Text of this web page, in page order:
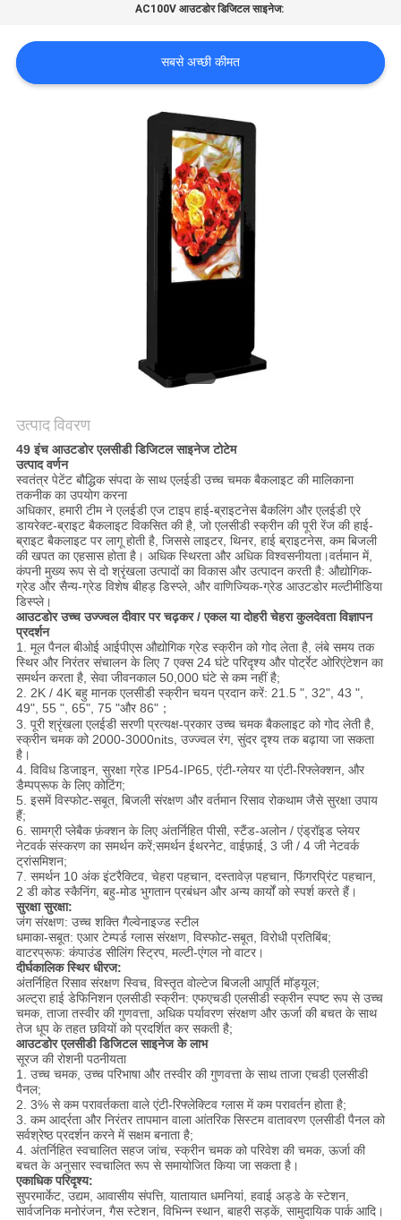
एक
AC100V आउटडोर डिजिटल साइनेज:
सबसे अच्छी कीमत
उत्पाद विवरण
49 इंच आउटडोर एलसीडी डिजिटल साइनेज टोटेम
उत्पाद वर्णन
स्वतंत्र पेटेंट बौद्धिक संपदा के साथ एलईडी उच्च चमक बैकलाइट की मालिकाना
तकनीक का उपयोग करना
अधिकार, हमारी टीम ने एलईडी एज टाइप हाई-ब्राइटनेस बैकलिंग और एलईडी एरे
डायरेक्ट-ब्राइट बैकलाइट विकसित की है, जो एलसीडी स्क्रीन की पूरी रेंज की हाई-
ब्राइट बैकलाइट पर लागू होती है, जिससे लाइटर, थिनर, हाई ब्राइटनेस, कम बिजली
की खपत का एहसास होता है। अधिक स्थिरता और अधिक विश्वसनीयता।वर्तमान में,
कंपनी मुख्य रूप से दो श्रृंखला उत्पादों का विकास और उत्पादन करती है: औद्योगिक-
ग्रेड और सैन्य-ग्रेड विशेष बीहड़ डिस्प्ले, और वाणिज्यिक-ग्रेड आउटडोर मल्टीमीडिया
डिस्प्ले।
आउटडोर उच्च उज्ज्वल दीवार पर चढ़कर / एकल या दोहरी चेहरा कुलदेवता विज्ञापन
प्रदर्शन
1. मूल पैनल बीओई आईपीएस औद्योगिक ग्रेड स्क्रीन को गोद लेता है, लंबे समय तक
स्थिर और निरंतर संचालन के लिए 7 एक्स 24 घंटे परिदृश्य और पोर्ट्रेट ओरिएंटेशन का
समर्थन करता है, सेवा जीवनकाल 50,000 घंटे से कम नहीं है;
2. 2K / 4K बहु मानक एलसीडी स्क्रीन चयन प्रदान करें: 21.5 ", 32", 43 ",
49", 55 ", 65", 75 "और 86"；
3. पूरी श्रृंखला एलईडी सरणी प्रत्यक्ष-प्रकार उच्च चमक बैकलाइट को गोद लेती है,
स्क्रीन चमक को 2000-3000nits, उज्ज्वल रंग, सुंदर दृश्य तक बढ़ाया जा सकता
है।
4. विविध डिजाइन, सुरक्षा ग्रेड IP54-IP65, एंटी-ग्लेयर या एंटी-रिफ्लेक्शन, और
डैम्पप्रूफ के लिए कोटिंग;
5. इसमें विस्फोट-सबूत, बिजली संरक्षण और वर्तमान रिसाव रोकथाम जैसे सुरक्षा उपाय
हैं;
6. सामग्री प्लेबैक फ़ंक्शन के लिए अंतर्निहित पीसी, स्टैंड-अलोन / एंड्रॉइड प्लेयर
नेटवर्क संस्करण का समर्थन करें;समर्थन ईथरनेट, वाईफ़ाई, 3 जी / 4 जी नेटवर्क
ट्रांसमिशन;
7. समर्थन 10 अंक इंटरैक्टिव, चेहरा पहचान, दस्तावेज़ पहचान, फिंगरप्रिंट पहचान,
2 डी कोड स्कैनिंग, बहु-मोड भुगतान प्रबंधन और अन्य कार्यों को स्पर्श करते हैं।
सुरक्षा सुरक्षा:
जंग संरक्षण: उच्च शक्ति गैल्वेनाइज्ड स्टील
धमाका-सबूत: एआर टेम्पर्ड ग्लास संरक्षण, विस्फोट-सबूत, विरोधी प्रतिबिंब;
वाटरप्रूफ: कंपाउंड सीलिंग स्ट्रिप, मल्टी-एंगल नो वाटर।
दीर्घकालिक स्थिर धीरज:
अंतर्निहित रिसाव संरक्षण स्विच, विस्तृत वोल्टेज बिजली आपूर्ति मॉड्यूल;
अल्ट्रा हाई डेफिनिशन एलसीडी स्क्रीन: एफएचडी एलसीडी स्क्रीन स्पष्ट रूप से उच्च
चमक, ताजा तस्वीर की गुणवत्ता, अधिक पर्यावरण संरक्षण और ऊर्जा की बचत के साथ
तेज धूप के तहत छवियों को प्रदर्शित कर सकती है;
आउटडोर एलसीडी डिजिटल साइनेज के लाभ
सूरज की रोशनी पठनीयता
1. उच्च चमक, उच्च परिभाषा और तस्वीर की गुणवत्ता के साथ ताजा एचडी एलसीडी
पैनल;
2. 3% से कम परावर्तकता वाले एंटी-रिफ्लेक्टिव ग्लास में कम परावर्तन होता है;
3. कम आर्द्रता और निरंतर तापमान वाला आंतरिक सिस्टम वातावरण एलसीडी पैनल को
सर्वश्रेष्ठ प्रदर्शन करने में सक्षम बनाता है;
4. अंतर्निहित स्वचालित सहज जांच, स्क्रीन चमक को परिवेश की चमक, ऊर्जा की
बचत के अनुसार स्वचालित रूप से समायोजित किया जा सकता है।
एकाधिक परिदृश्य:
सुपरमार्केट, उद्यम, आवासीय संपत्ति, यातायात धमनियां, हवाई अड्डे के स्टेशन,
सार्वजनिक मनोरंजन, गैस स्टेशन, विभिन्न स्थान, बाहरी सड़कें, सामुदायिक पार्क आदि।